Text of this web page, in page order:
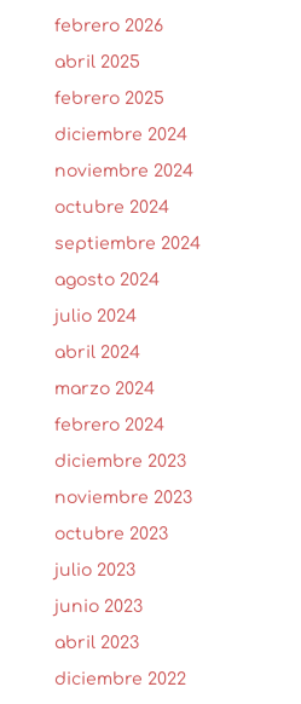
febrero 2026
abril 2025
febrero 2025
diciembre 2024
noviembre 2024
octubre 2024
septiembre 2024
agosto 2024
julio 2024
abril 2024
marzo 2024
febrero 2024
diciembre 2023
noviembre 2023
octubre 2023
julio 2023
junio 2023
abril 2023
diciembre 2022